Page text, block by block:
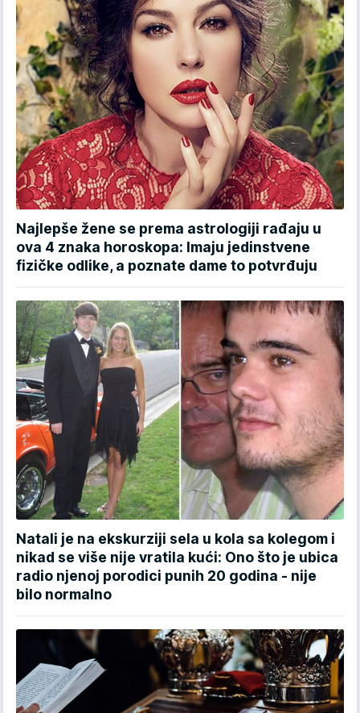
Najlepše žene se prema astrologiji rađaju u
ova 4 znaka horoskopa: Imaju jedinstvene
fizičke odlike, a poznate dame to potvrđuju
Natali je na ekskurziji sela u kola sa kolegom i
nikad se više nije vratila kući: Ono što je ubica
radio njenoj porodici punih 20 godina - nije
bilo normalno